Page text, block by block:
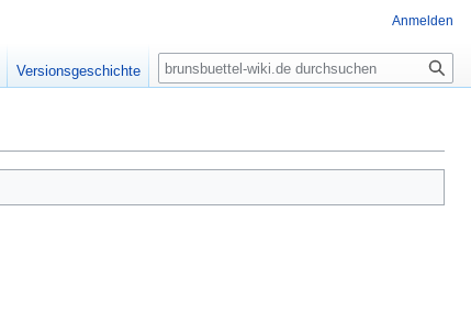
Anmelden
Versionsgeschichte
Suche